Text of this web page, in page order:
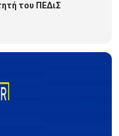
του ΠΕΔιΣ